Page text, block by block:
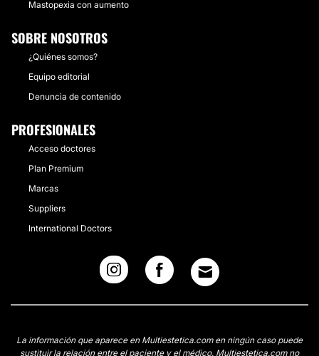
Mastopexia con aumento
SOBRE NOSOTROS
¿Quiénes somos?
Equipo editorial
Denuncia de contenido
PROFESIONALES
Acceso doctores
Plan Premium
Marcas
Suppliers
International Doctors
La información que aparece en Multiestetica.com en ningún caso puede
sustituir la relación entre el paciente y el médico. Multiestetica.com no